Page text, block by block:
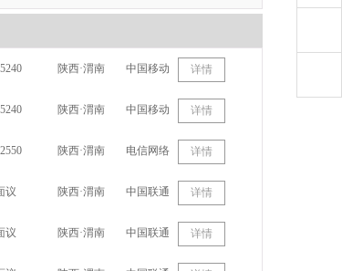
陕西·渭南 中国移动 详情
陕西·渭南 中国移动 详情
陕西·渭南 电信网络 详情
议 陕西·渭南 中国联通 详情
议 陕西·渭南 中国联通 详情